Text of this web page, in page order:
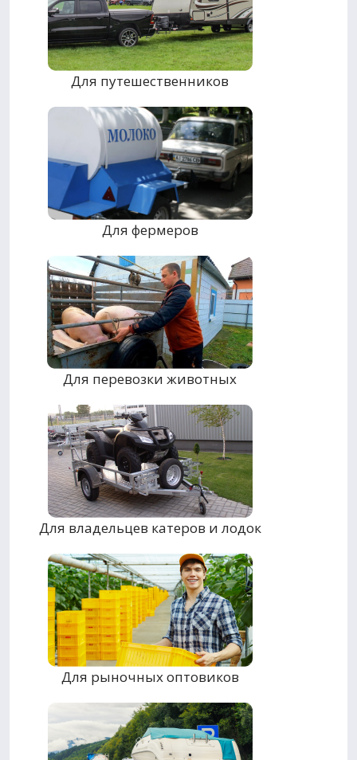
Для путешественников
Для фермеров
Для перевозки животных
Для владельцев катеров и лодок
Для рыночных оптовиков